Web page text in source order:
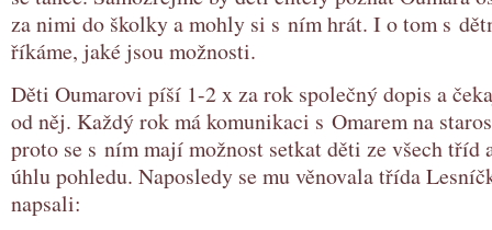
za nimi do školky a mohly si s ním hrát. I o tom s
říkáme, jaké jsou možnosti.
Děti Oumarovi píší 1-2 x za rok společný dopis a
od něj. Každý rok má komunikaci s Omarem na
proto se s ním mají možnost setkat děti ze všech tříd
úhlu pohledu. Naposledy se mu věnovala třída
napsali: